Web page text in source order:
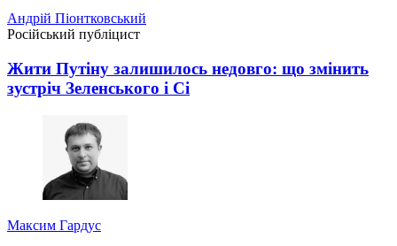
Андрій Піонтковський
Російський публіцист
Жити Путіну залишилось недовго: що змінить
зустріч Зеленського і Сі
Максим Гардус